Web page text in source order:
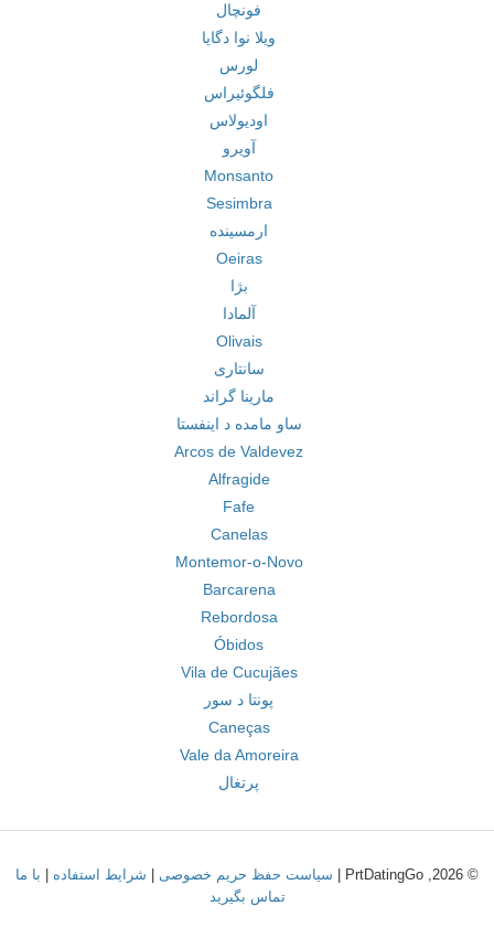
فونچال
ویلا نوا دگایا
لورس
فلگوئیراس
اودیولاس
آویرو
Monsanto
Sesimbra
ارمسینده
Oeiras
بژا
آلمادا
Olivais
سانتاری
مارینا گراند
ساو مامده د اینفستا
Arcos de Valdevez
Alfragide
Fafe
Canelas
Montemor-o-Novo
Barcarena
Rebordosa
Óbidos
Vila de Cucujães
پونتا د سور
Caneças
Vale da Amoreira
پرتغال
© 2026, PrtDatingGo | سیاست حفظ حریم خصوصی شرایط استفاده
با ما
تماس بگیرید